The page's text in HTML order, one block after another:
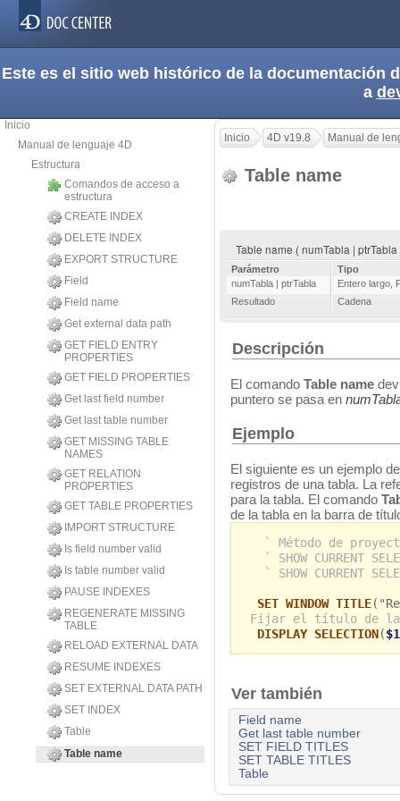
Este es el sitio web histórico de la documentación
a
Inicio
Manual de lenguaje 4D
Estructura
Comandos de acceso a
estructura
CREATE INDEX
DELETE INDEX
EXPORT STRUCTURE
Field
Field name
Get external data path
GET FIELD ENTRY
PROPERTIES
GET FIELD PROPERTIES
Get last field number
Get last table number
GET MISSING TABLE
NAMES
GET RELATION
PROPERTIES
GET TABLE PROPERTIES
IMPORT STRUCTURE
Is field number valid
Is table number valid
PAUSE INDEXES
REGENERATE MISSING
TABLE
RELOAD EXTERNAL DATA
RESUME INDEXES
SET EXTERNAL DATA PATH
SET INDEX
Table
Table name
Inicio 4D v19.8 Manual de
Table name
Table name ( numTabla |
Parámetro
Tipo
numTabla | ptrTabla
Entero largo
Resultado
Cadena
Descripción
El comando Table name
puntero se pasa en
Ejemplo
El siguiente es un ejemplo
registros de una tabla. La
para la tabla. El comando
de la tabla en la barra de
` Método de proyecto
` SHOW CURRENT
` SHOW CURRENT
SET WINDOW TITLE
Fijar el título de la
DISPLAY SELECTION($1
Ver también
Field name
Get last table number
SET FIELD TITLES
SET TABLE TITLES
Table